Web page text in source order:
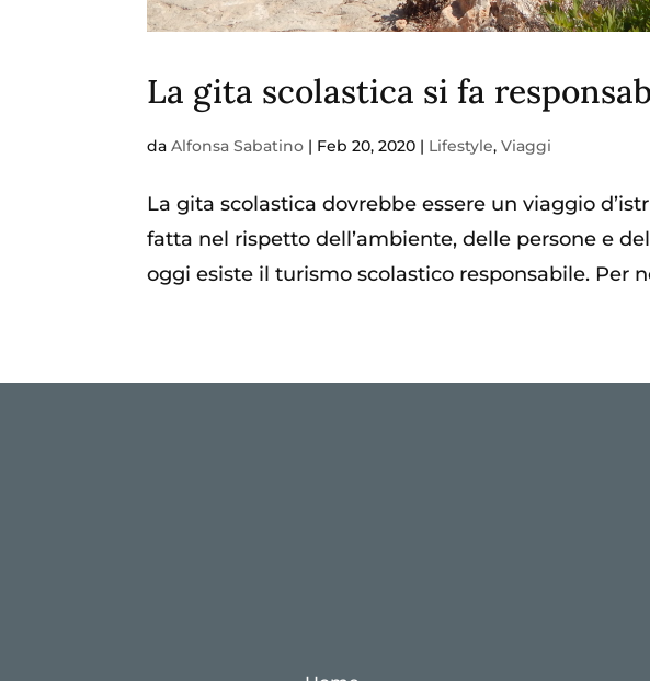
La gita scolastica si fa
daAlfonsa Sabatino | Feb 20, 2020 | Lifestyle,Viaggi
La gita scolastica dovrebbe essere un viaggio
fatta nel rispetto dell’ambiente, delle persone e
oggi esiste il turismo scolastico responsabile. Per